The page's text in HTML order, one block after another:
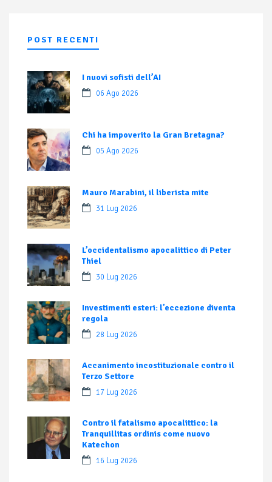
POST RECENTI
I nuovi sofisti dell’AI
06 Ago 2026
Chi ha impoverito la Gran Bretagna?
05 Ago 2026
Mauro Marabini, il liberista mite
31 Lug 2026
L’occidentalismo apocalittico di Peter
Thiel
30 Lug 2026
Investimenti esteri: l’eccezione diventa
regola
28 Lug 2026
Accanimento incostituzionale contro il
Terzo Settore
17 Lug 2026
Contro il fatalismo apocalittico: la
Tranquillitas ordinis come nuovo
Katechon
16 Lug 2026